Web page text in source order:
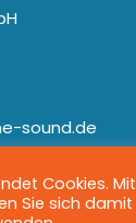
sound.de
Cookies.
Sie sich